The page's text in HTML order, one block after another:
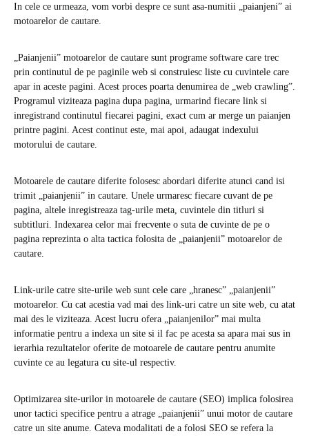
In cele ce urmeaza, vom vorbi despre ce sunt asa-numitii „paianjeni” ai
motoarelor de cautare.
„Paianjenii” motoarelor de cautare sunt programe software care trec
prin continutul de pe paginile web si construiesc liste cu cuvintele care
apar in aceste pagini. Acest proces poarta denumirea de „web crawling”.
Programul viziteaza pagina dupa pagina, urmarind fiecare link si
inregistrand continutul fiecarei pagini, exact cum ar merge un paianjen
printre pagini. Acest continut este, mai apoi, adaugat indexului
motorului de cautare.
Motoarele de cautare diferite folosesc abordari diferite atunci cand isi
trimit „paianjenii” in cautare. Unele urmaresc fiecare cuvant de pe
pagina, altele inregistreaza tag-urile meta, cuvintele din titluri si
subtitluri. Indexarea celor mai frecvente o suta de cuvinte de pe o
pagina reprezinta o alta tactica folosita de „paianjenii” motoarelor de
cautare.
Link-urile catre site-urile web sunt cele care „hranesc” „paianjenii”
motoarelor. Cu cat acestia vad mai des link-uri catre un site web, cu atat
mai des le viziteaza. Acest lucru ofera „paianjenilor” mai multa
informatie pentru a indexa un site si il fac pe acesta sa apara mai sus in
ierarhia rezultatelor oferite de motoarele de cautare pentru anumite
cuvinte ce au legatura cu site-ul respectiv.
Optimizarea site-urilor in motoarele de cautare (SEO) implica folosirea
unor tactici specifice pentru a atrage „paianjenii” unui motor de cautare
catre un site anume. Cateva modalitati de a folosi SEO se refera la